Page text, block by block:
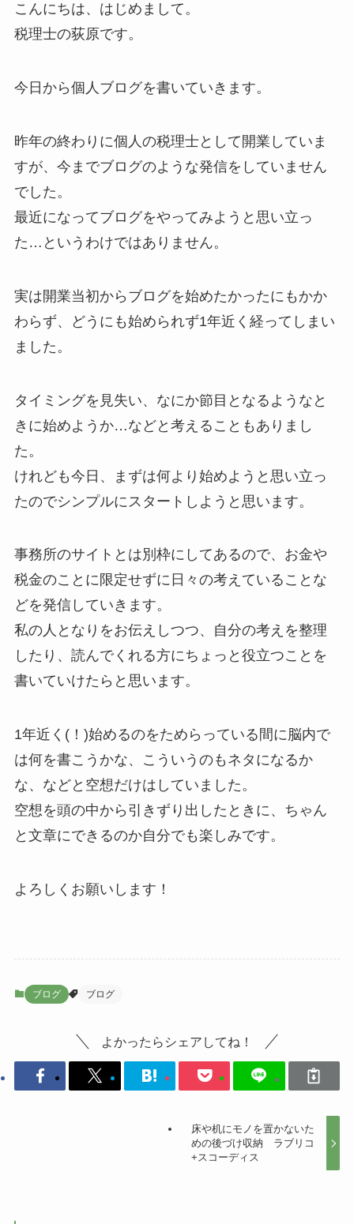
こんにちは、はじめまして。
税理士の荻原です。
今日から個人ブログを書いていきます。
昨年の終わりに個人の税理士として開業していま
すが、今までブログのような発信をしていません
でした。
最近になってブログをやってみようと思い立っ
た…というわけではありません。
実は開業当初からブログを始めたかったにもかか
わらず、どうにも始められず1年近く経ってしまい
ました。
タイミングを見失い、なにか節目となるようなと
きに始めようか…などと考えることもありまし
た。
けれども今日、まずは何より始めようと思い立っ
たのでシンプルにスタートしようと思います。
事務所のサイトとは別枠にしてあるので、お金や
税金のことに限定せずに日々の考えていることな
どを発信していきます。
私の人となりをお伝えしつつ、自分の考えを整理
したり、読んでくれる方にちょっと役立つことを
書いていけたらと思います。
1年近く(！)始めるのをためらっている間に脳内で
は何を書こうかな、こういうのもネタになるか
な、などと空想だけはしていました。
空想を頭の中から引きずり出したときに、ちゃん
と文章にできるのか自分でも楽しみです。
よろしくお願いします！
ブログ ブログ
よかったらシェアしてね！
床や机にモノを置かないた
めの後づけ収納 ラブリコ
+スコーディス